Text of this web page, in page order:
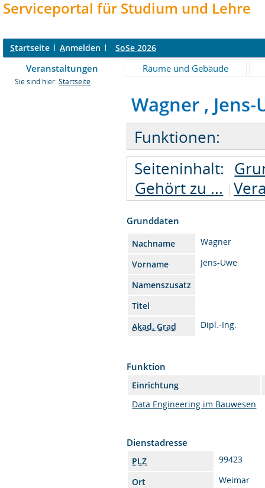
Serviceportal für Studium und Lehre
Startseite Anmelden SoSe 2026
Veranstaltungen Räume und Gebäude
Sie sind hier: Startseite
Wagner ,
Funktionen:
Seiteninhalt:
Gehört zu ...
Grunddaten
Nachname
Wagner
Vorname
Jens-Uwe
Namenszusatz
Titel
Akad. Grad
Dipl.-Ing.
Funktion
Einrichtung
Data Engineering im Bauwesen
Dienstadresse
PLZ
99423
Ort
Weimar